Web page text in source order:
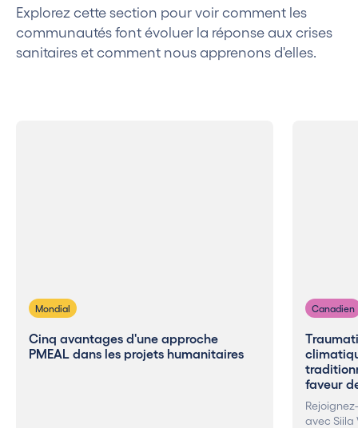
Explorez cette section pour voir comment les
communautés font évoluer la réponse aux crises
sanitaires et comment nous apprenons d'elles.
Mondial
Cinq avantages d'une approche
PMEAL dans les projets humanitaires
Canadien
faveur
avec Siila